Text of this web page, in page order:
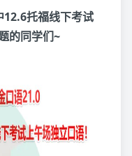
托福线下考试
的同学们~